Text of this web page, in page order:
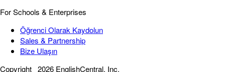
For Schools & Enterprises
Öğrenci Olarak Kaydolun
Sales & Partnership
Bize Ulaşın
Copyright 2026 EnglishCentral, Inc.